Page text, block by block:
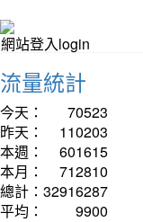
網站登入login
流量統計
今天：
70523
昨天：
110203
本週：
601615
本月：
712810
總計： 32916287
平均：
9900